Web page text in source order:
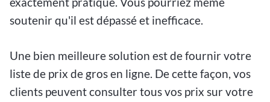
soutenir qu'il est dépassé et inefficace.
Une bien meilleure solution est de fournir votre
liste de prix de gros en ligne. De cette façon, vos
clients peuvent consulter tous vos prix sur votre